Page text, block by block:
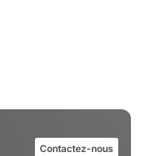
Contactez-nous